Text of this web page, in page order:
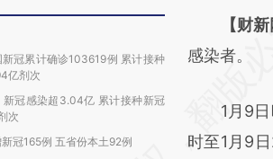
冠累计确诊103619例 累计接种
亿剂次
新冠感染超3.04亿 累计接种新冠
次
冠165例 五省份本土92例
请务必在
AI
(https://
成，可能
【财新
感染者。
1月9日
时至1月9